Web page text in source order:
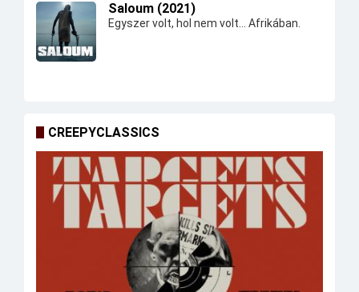
Saloum (2021)
Egyszer volt, hol nem volt... Afrikában.
CREEPYCLASSICS